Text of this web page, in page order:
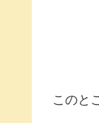
このと